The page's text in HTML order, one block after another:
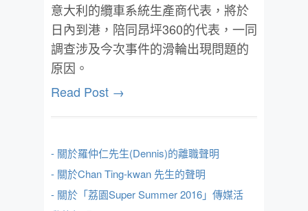
意大利的纜車系統生產商代表，將於
日內到港，陪同昂坪360的代表，一同
調查涉及今次事件的滑輪出現問題的
原因。
Read Post →
- 關於羅仲仁先生(Dennis)的離職聲明
- 關於Chan Ting-kwan 先生的聲明
- 關於「荔園Super Summer 2016」傳媒活